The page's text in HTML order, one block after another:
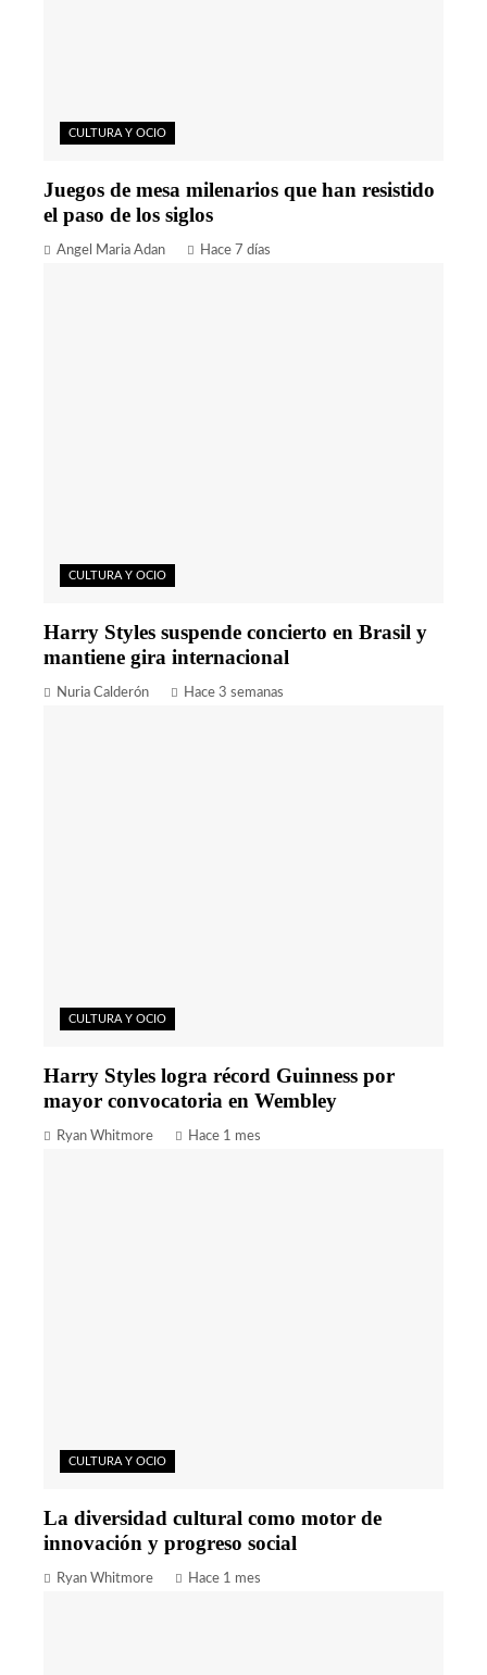
CULTURA Y OCIO
Juegos de mesa milenarios que han resistido
el paso de los siglos
Angel Maria Adan Hace 7 días
CULTURA Y OCIO
Harry Styles suspende concierto en Brasil y
mantiene gira internacional
Nuria Calderón Hace 3 semanas
CULTURA Y OCIO
Harry Styles logra récord Guinness por
mayor convocatoria en Wembley
Ryan Whitmore Hace 1 mes
CULTURA Y OCIO
La diversidad cultural como motor de
innovación y progreso social
Ryan Whitmore Hace 1 mes